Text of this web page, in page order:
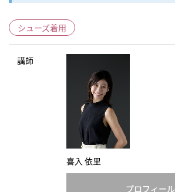
シューズ着用
講師
喜入 依里
プロフィール